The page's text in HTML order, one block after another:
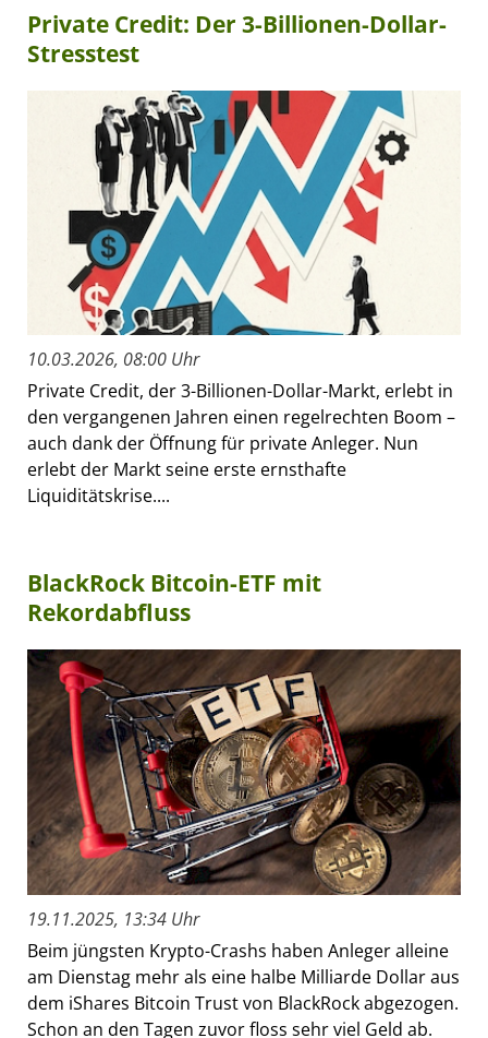
Private Credit: Der 3-Billionen-Dollar-
Stresstest
10.03.2026, 08:00 Uhr
Private Credit, der 3-Billionen-Dollar-Markt, erlebt in
den vergangenen Jahren einen regelrechten Boom –
auch dank der Öffnung für private Anleger. Nun
erlebt der Markt seine erste ernsthafte
Liquiditätskrise....
BlackRock Bitcoin-ETF mit
Rekordabfluss
19.11.2025, 13:34 Uhr
Beim jüngsten Krypto-Crashs haben Anleger alleine
am Dienstag mehr als eine halbe Milliarde Dollar aus
dem iShares Bitcoin Trust von BlackRock abgezogen.
Schon an den Tagen zuvor floss sehr viel Geld ab.